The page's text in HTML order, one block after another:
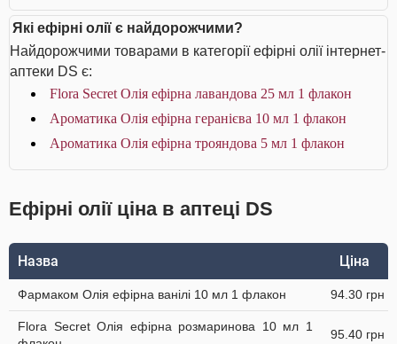
Які ефірні олії є найдорожчими?
Найдорожчими товарами в категорії ефірні олії інтернет-
аптеки DS є:
Flora Secret Олія ефірна лавандова 25 мл 1 флакон
Ароматика Олія ефірна геранієва 10 мл 1 флакон
Ароматика Олія ефірна трояндова 5 мл 1 флакон
Ефірні олії ціна в аптеці DS
Назва Ціна
Фармаком Олія ефірна ванілі 10 мл 1 флакон 94.30 грн
Flora Secret Олія ефірна розмаринова 10 мл 1
95.40 грн